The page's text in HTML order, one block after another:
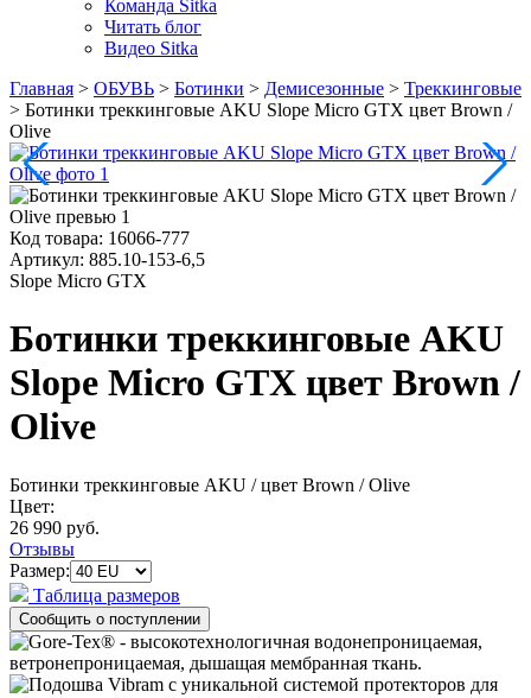
Команда Sitka
Читать блог
Видео Sitka
Главная > ОБУВЬ > Ботинки > Демисезонные > Треккинговые
> Ботинки треккинговые AKU Slope Micro GTX цвет Brown /
Olive
Код товара: 16066-777
Артикул: 885.10-153-6,5
Slope Micro GTX
Ботинки треккинговые AKU
Slope Micro GTX цвет Brown /
Olive
Ботинки треккинговые AKU / цвет Brown / Olive
Цвет:
26 990 руб.
Отзывы
Размер:
Таблица размеров